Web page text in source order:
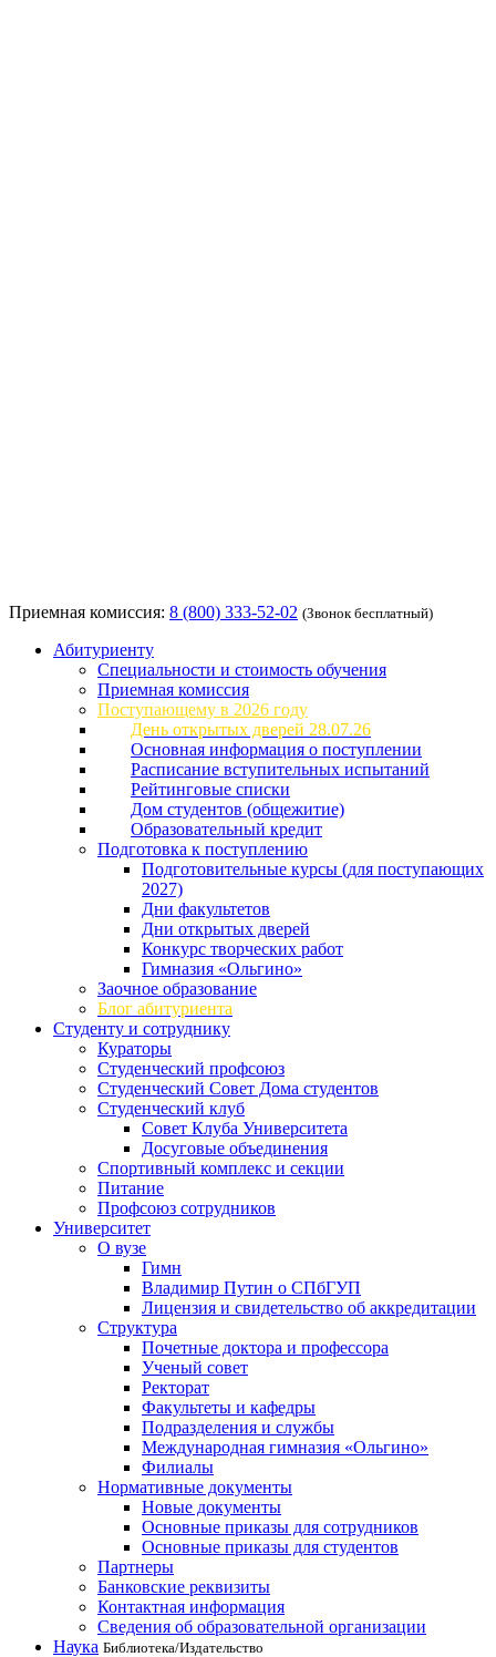
Приемная комиссия: 8 (800) 333-52-02 (Звонок бесплатный)
Абитуриенту
Специальности и стоимость обучения
Приемная комиссия
Поступающему в 2026 году
День открытых дверей 28.07.26
Основная информация о поступлении
Расписание вступительных испытаний
Рейтинговые списки
Дом студентов (общежитие)
Образовательный кредит
Подготовка к поступлению
Подготовительные курсы (для поступающих
2027)
Дни факультетов
Дни открытых дверей
Конкурс творческих работ
Гимназия «Ольгино»
Заочное образование
Блог абитуриента
Студенту и сотруднику
Кураторы
Студенческий профсоюз
Студенческий Совет Дома студентов
Студенческий клуб
Совет Клуба Университета
Досуговые объединения
Спортивный комплекс и секции
Питание
Профсоюз сотрудников
Университет
О вузе
Гимн
Владимир Путин о СПбГУП
Лицензия и свидетельство об аккредитации
Структура
Почетные доктора и профессора
Ученый совет
Ректорат
Факультеты и кафедры
Подразделения и службы
Международная гимназия «Ольгино»
Филиалы
Нормативные документы
Новые документы
Основные приказы для сотрудников
Основные приказы для студентов
Партнеры
Банковские реквизиты
Контактная информация
Сведения об образовательной организации
Наука Библиотека/Издательство